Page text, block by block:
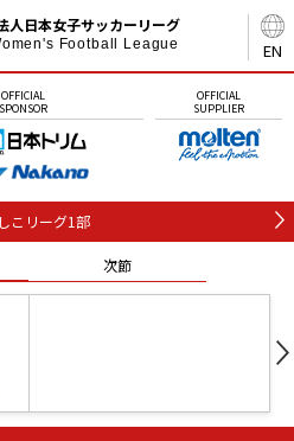
EN
人日本女子サッカーリーグ
Football League
OFFICIAL
SPONSOR
OFFICIAL
SUPPLIER
こリーグ1部
次節